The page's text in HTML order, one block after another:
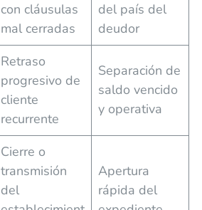
con cláusulas
mal cerradas
del país del
deudor
Retraso
progresivo de
cliente
recurrente
Separación de
saldo vencido
y operativa
Cierre o
transmisión
del
Apertura
rápida del